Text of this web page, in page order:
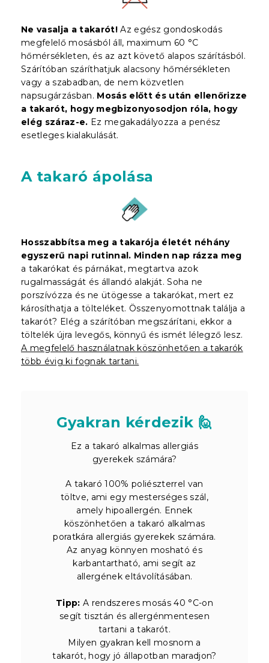
Ne vasalja a takarót! Az egész gondoskodás
megfelelő mosásból áll, maximum 60 °C
hőmérsékleten, és az azt követő alapos szárításból.
Szárítóban száríthatjuk alacsony hőmérsékleten
vagy a szabadban, de nem közvetlen
napsugárzásban. Mosás előtt és után ellenőrizze
a takarót, hogy megbizonyosodjon róla, hogy
elég száraz-e. Ez megakadályozza a penész
esetleges kialakulását.
A takaró ápolása
Hosszabbítsa meg a takarója életét néhány
egyszerű napi rutinnal. Minden nap rázza meg
a takarókat és párnákat, megtartva azok
rugalmasságát és állandó alakját. Soha ne
porszívózza és ne ütögesse a takarókat, mert ez
károsíthatja a tölteléket. Összenyomottnak találja a
takarót? Elég a szárítóban megszárítani, ekkor a
töltelék újra levegős, könnyű és ismét lélegző lesz.
A megfelelő használatnak köszönhetően a takarók
több évig ki fognak tartani.
Gyakran kérdezik 🙋
Ez a takaró alkalmas allergiás
gyerekek számára?
A takaró 100% poliészterrel van
töltve, ami egy mesterséges szál,
amely hipoallergén. Ennek
köszönhetően a takaró alkalmas
poratkára allergiás gyerekek számára.
Az anyag könnyen mosható és
karbantartható, ami segít az
allergének eltávolításában.
Tipp: A rendszeres mosás 40 °C-on
segít tisztán és allergénmentesen
tartani a takarót.
Milyen gyakran kell mosnom a
takarót, hogy jó állapotban maradjon?